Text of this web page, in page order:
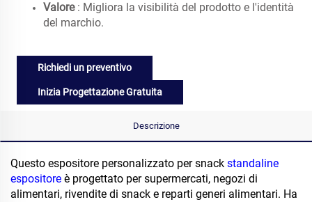
Valore : Migliora la visibilità del prodotto e l'identità
del marchio.
Richiedi un preventivo
Inizia Progettazione Gratuita
Descrizione
Questo espositore personalizzato per snack standaline
espositore è progettato per supermercati, negozi di
alimentari, rivendite di snack e reparti generi alimentari. Ha